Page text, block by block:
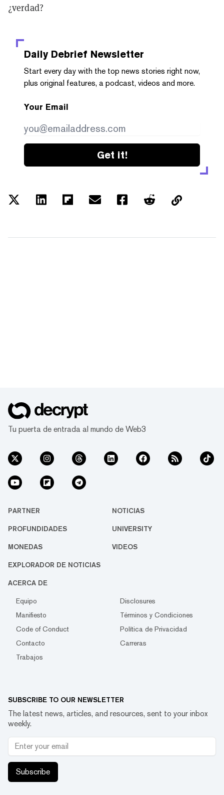
¿verdad?
Daily Debrief Newsletter
Start every day with the top news stories right now,
plus original features, a podcast, videos and more.
Your Email
Get it!
Tu puerta de entrada al mundo de Web3
PARTNER NOTICIAS
PROFUNDIDADES UNIVERSITY
MONEDAS VIDEOS
EXPLORADOR DE NOTICIAS
ACERCA DE
Equipo
Disclosures
Manifiesto
Términos y Condiciones
Code of Conduct
Política de Privacidad
Contacto
Carreras
Trabajos
SUBSCRIBE TO OUR NEWSLETTER
The latest news, articles, and resources, sent to your inbox
weekly.
Subscribe